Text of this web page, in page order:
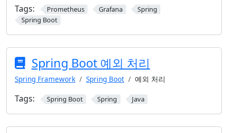
Tags:
Prometheus Grafana
Spring
Spring Boot
Spring Boot 예외 처리
Spring Framework Spring Boot 예외 처리
Tags: Spring Boot Spring Java